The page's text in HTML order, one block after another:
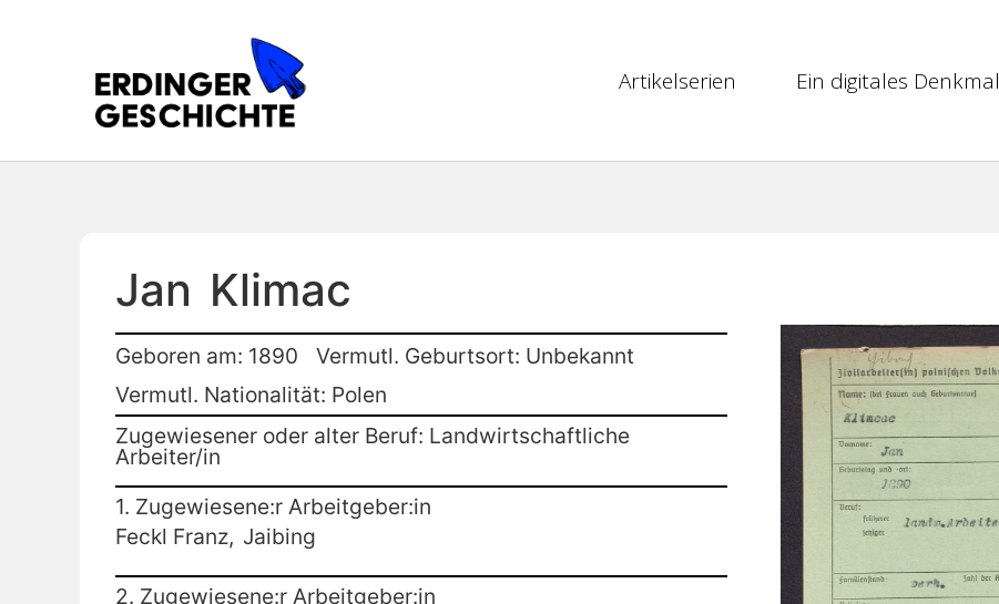
Artikelserien Ein digitales Denkmal
Jan Klimac
Geboren am: 1890
Vermutl. Geburtsort: Unbekannt
Vermutl. Nationalität: Polen
Zugewiesener oder alter Beruf: Landwirtschaftliche
Arbeiter/in
1. Zugewiesene:r Arbeitgeber:in
Feckl Franz, Jaibing
2. Zugewiesene:r Arbeitgeber:in